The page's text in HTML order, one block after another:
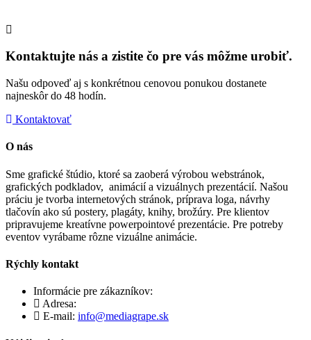
Kontaktujte nás a zistite čo pre vás môžme urobiť.
Našu odpoveď aj s konkrétnou cenovou ponukou dostanete
najneskôr do 48 hodín.
Kontaktovať
O nás
Sme grafické štúdio, ktoré sa zaoberá výrobou webstránok,
grafických podkladov, animácií a vizuálnych prezentácií. Našou
práciu je tvorba internetových stránok, príprava loga, návrhy
tlačovín ako sú postery, plagáty, knihy, brožúry. Pre klientov
pripravujeme kreatívne powerpointové prezentácie. Pre potreby
eventov vyrábame rôzne vizuálne animácie.
Rýchly kontakt
Informácie pre zákazníkov:
Adresa:
E-mail: info@mediagrape.sk